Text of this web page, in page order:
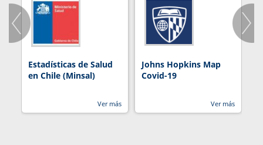
Estadísticas de Salud
en Chile (Minsal)
Ver más
Johns Hopkins Map
Covid-19
Ver más